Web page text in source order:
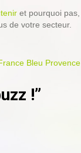
et pourquoi pas,
de votre secteur.
Bleu Provence
!”